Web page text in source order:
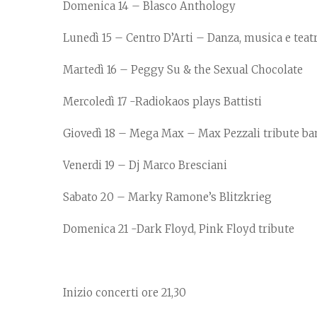
Domenica 14 – Blasco Anthology
Lunedì 15 – Centro D’Arti – Danza, musica e
Martedì 16 – Peggy Su & the Sexual Chocolate
Mercoledì 17 -Radiokaos plays Battisti
Giovedì 18 – Mega Max – Max Pezzali tribute
Venerdi 19 – Dj Marco Bresciani
Sabato 20 – Marky Ramone’s Blitzkrieg
Domenica 21 -Dark Floyd, Pink Floyd tribute
Inizio concerti ore 21,30